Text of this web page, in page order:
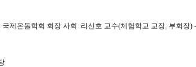
국제온돌학회 회장 사회: 리신호 교수(체험학교 교장, 부회장)